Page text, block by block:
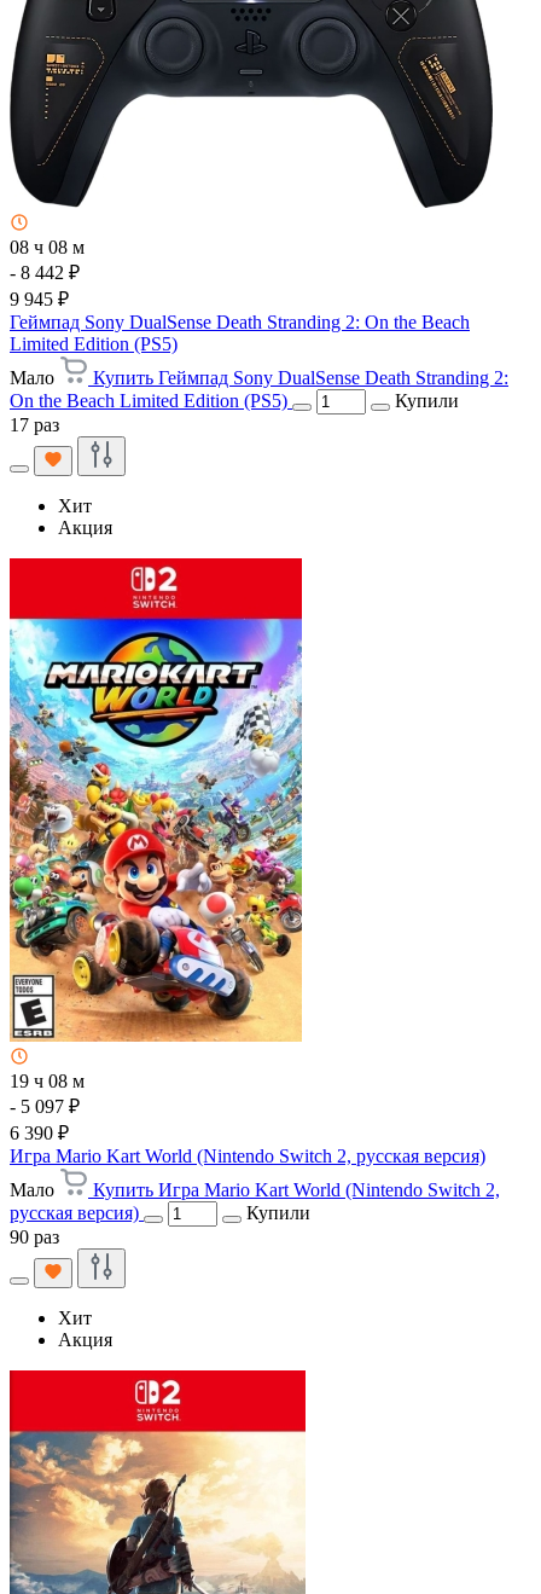
08 ч 08 м
- 8 442 ₽
9 945 ₽
Геймпад Sony DualSense Death Stranding 2: On the Beach
Limited Edition (PS5)
Мало
Купить Геймпад Sony DualSense Death Stranding 2:
On the Beach Limited Edition (PS5)
Купили
17 раз
Хит
Акция
19 ч 08 м
- 5 097 ₽
6 390 ₽
Игра Mario Kart World (Nintendo Switch 2, русская версия)
Мало
Купить Игра Mario Kart World (Nintendo Switch 2,
русская версия)
Купили
90 раз
Хит
Акция